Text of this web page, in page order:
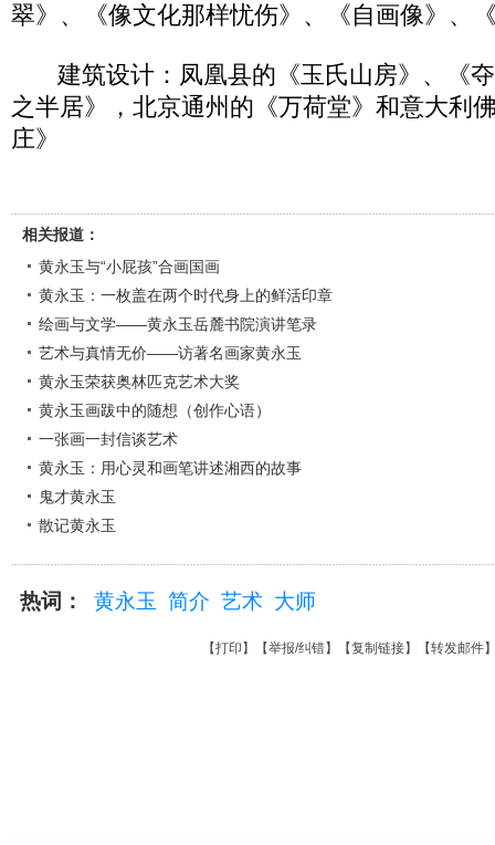
翠》、《像文化那样忧伤》、《自画像》、
建筑设计：凤凰县的《玉氏山房》、《夺
之半居》，北京通州的《万荷堂》和意大利
庄》
相关报道：
黄永玉与“小屁孩”合画国画
黄永玉：一枚盖在两个时代身上的鲜活印章
绘画与文学——黄永玉岳麓书院演讲笔录
艺术与真情无价——访著名画家黄永玉
黄永玉荣获奥林匹克艺术大奖
黄永玉画跋中的随想（创作心语）
一张画一封信谈艺术
黄永玉：用心灵和画笔讲述湘西的故事
鬼才黄永玉
散记黄永玉
热词： 黄永玉 简介 艺术 大师
【打印 】【举报/纠错】【复制链接】【转发邮件